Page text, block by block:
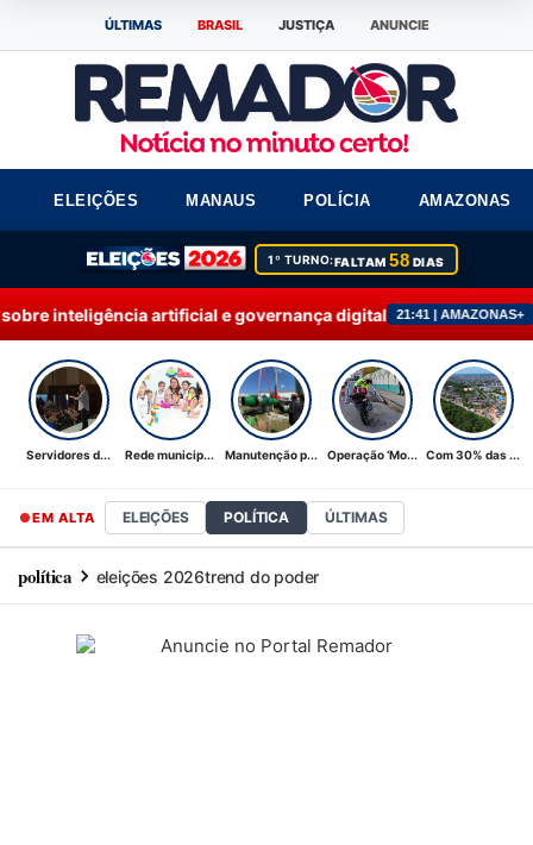
ÚLTIMAS BRASIL JUSTIÇA ANUNCIE
ELEIÇÕES MANAUS POLÍCIA AMAZONAS
1º TURNO:FALTAM58 DIAS
e governança digital 21:41 | AMAZONAS+ Rede municipal de
Servidores d... Rede municip... Manutenção p... Operação ‘Mo... Com 30% das ...
EM ALTA ELEIÇÕES POLÍTICA ÚLTIMAS
política eleições 2026trend do poder